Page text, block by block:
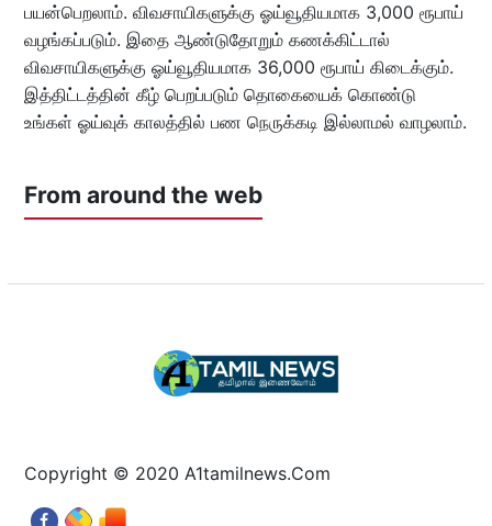
பயன்பெறலாம். விவசாயிகளுக்கு ஓய்வூதியமாக 3,000 ரூபாய்
வழங்கப்படும். இதை ஆண்டுதோறும் கணக்கிட்டால்
விவசாயிகளுக்கு ஓய்வூதியமாக 36,000 ரூபாய் கிடைக்கும்.
இத்திட்டத்தின் கீழ் பெறப்படும் தொகையைக் கொண்டு
உங்கள் ஓய்வுக் காலத்தில் பண நெருக்கடி இல்லாமல் வாழலாம்.
From around the web
Copyright © 2020 A1tamilnews.Com